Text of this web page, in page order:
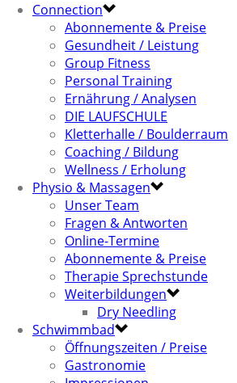
Connection
Abonnemente & Preise
Gesundheit / Leistung
Group Fitness
Personal Training
Ernährung / Analysen
DIE LAUFSCHULE
Kletterhalle / Boulderraum
Coaching / Bildung
Wellness / Erholung
Physio & Massagen
Unser Team
Fragen & Antworten
Online-Termine
Abonnemente & Preise
Therapie Sprechstunde
Weiterbildungen
Dry Needling
Schwimmbad
Öffnungszeiten / Preise
Gastronomie